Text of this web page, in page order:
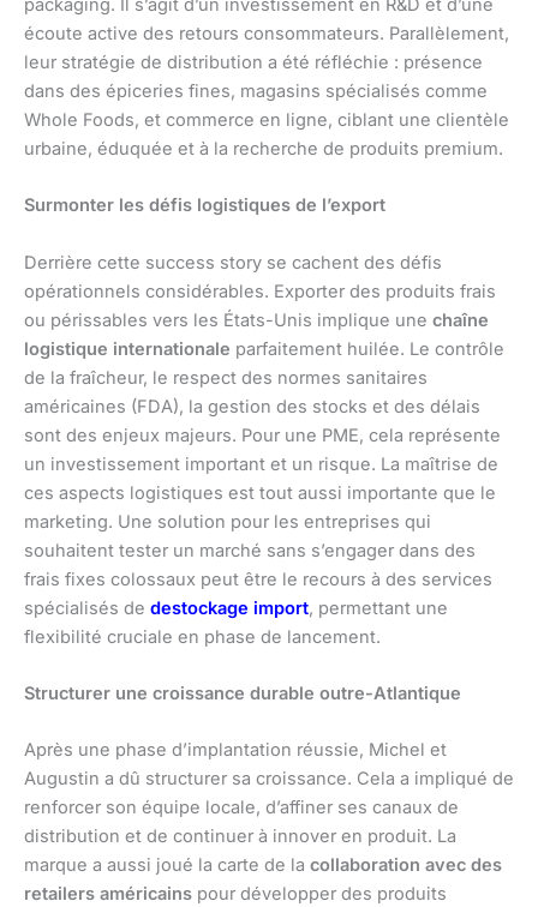
packaging. Il s’agit d’un investissement en R&D et d’une
écoute active des retours consommateurs. Parallèlement,
leur stratégie de distribution a été réfléchie : présence
dans des épiceries fines, magasins spécialisés comme
Whole Foods, et commerce en ligne, ciblant une clientèle
urbaine, éduquée et à la recherche de produits premium.
Surmonter les défis logistiques de l’export
Derrière cette success story se cachent des défis
opérationnels considérables. Exporter des produits frais
ou périssables vers les États-Unis implique une chaîne
logistique internationale parfaitement huilée. Le contrôle
de la fraîcheur, le respect des normes sanitaires
américaines (FDA), la gestion des stocks et des délais
sont des enjeux majeurs. Pour une PME, cela représente
un investissement important et un risque. La maîtrise de
ces aspects logistiques est tout aussi importante que le
marketing. Une solution pour les entreprises qui
souhaitent tester un marché sans s’engager dans des
frais fixes colossaux peut être le recours à des services
spécialisés de destockage import, permettant une
flexibilité cruciale en phase de lancement.
Structurer une croissance durable outre-Atlantique
Après une phase d’implantation réussie, Michel et
Augustin a dû structurer sa croissance. Cela a impliqué de
renforcer son équipe locale, d’affiner ses canaux de
distribution et de continuer à innover en produit. La
marque a aussi joué la carte de la collaboration avec des
retailers américains pour développer des produits